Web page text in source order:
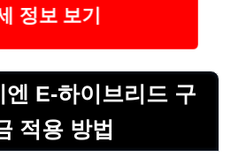
정보 보기
엔 E-하이브리드 구
적용 방법